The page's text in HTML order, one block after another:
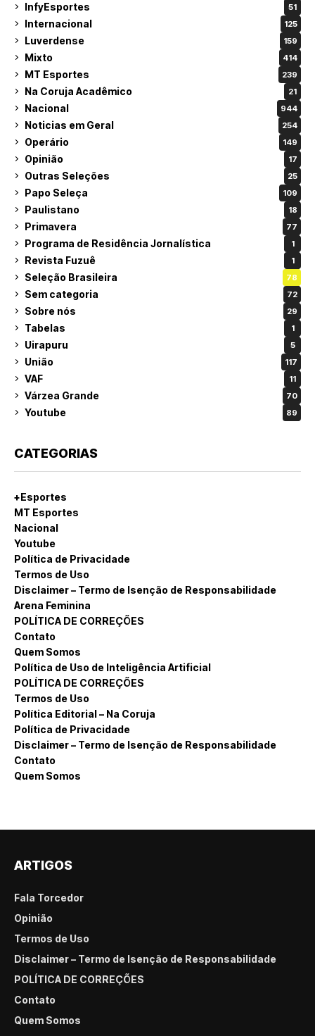
InfyEsportes 51
Internacional 125
Luverdense 159
Mixto 414
MT Esportes 239
Na Coruja Acadêmico 21
Nacional 944
Noticias em Geral 254
Operário 149
Opinião 17
Outras Seleções 25
Papo Seleça 109
Paulistano 18
Primavera 77
Programa de Residência Jornalística 1
Revista Fuzuê 1
Seleção Brasileira 78
Sem categoria 72
Sobre nós 29
Tabelas 1
Uirapuru 5
União 117
VAF 11
Várzea Grande 70
Youtube 89
CATEGORIAS
+Esportes
MT Esportes
Nacional
Youtube
Política de Privacidade
Termos de Uso
Disclaimer – Termo de Isenção de Responsabilidade
Arena Feminina
POLÍTICA DE CORREÇÕES
Contato
Quem Somos
Política de Uso de Inteligência Artificial
POLÍTICA DE CORREÇÕES
Termos de Uso
Política Editorial – Na Coruja
Política de Privacidade
Disclaimer – Termo de Isenção de Responsabilidade
Contato
Quem Somos
ARTIGOS
Fala Torcedor
Opinião
Termos de Uso
Disclaimer – Termo de Isenção de Responsabilidade
POLÍTICA DE CORREÇÕES
Contato
Quem Somos